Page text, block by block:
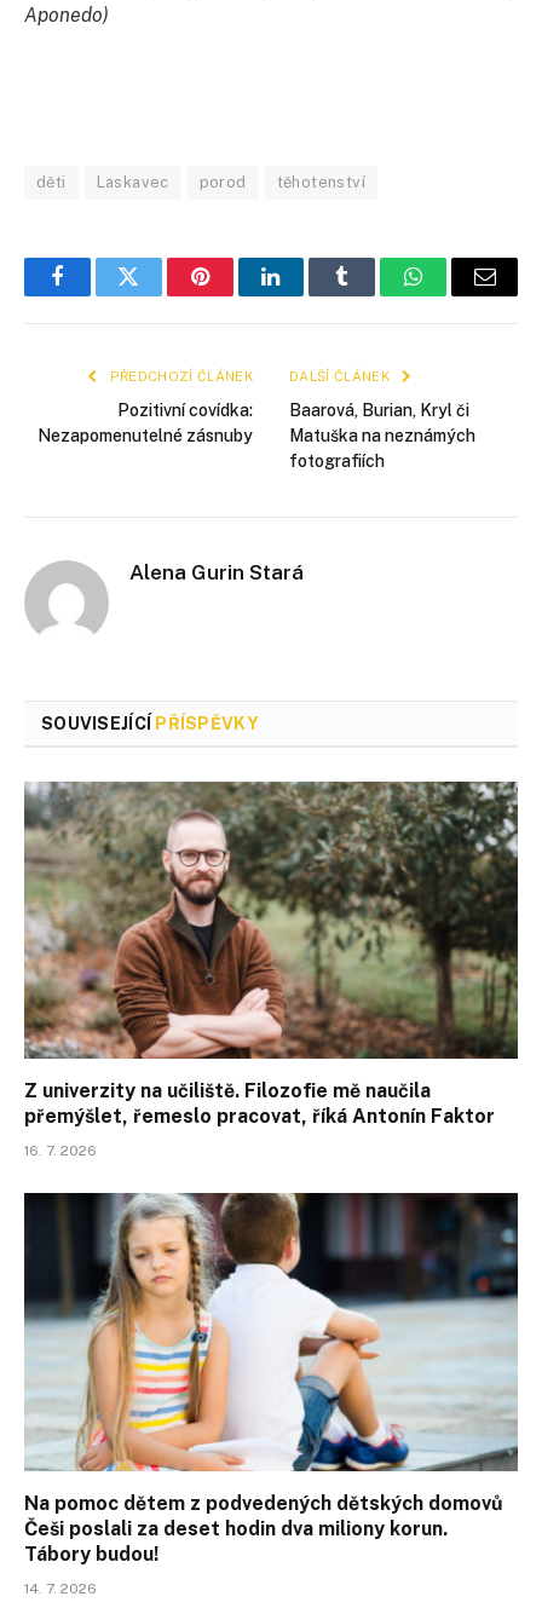
Aponedo)
děti Laskavec porod těhotenství
FacebookTwitter PinterestLinkedInTumblr WhatsApp
E-
PŘEDCHOZÍ ČLÁNEK
Pozitivní covídka:
Nezapomenutelné zásnuby
DALŠÍ ČLÁNEK
Baarová, Burian, Kryl či
Matuška na neznámých
fotografiích
Alena Gurin Stará
SOUVISEJÍCÍ PŘÍSPĚVKY
Z univerzity na učiliště. Filozofie mě naučila
přemýšlet, řemeslo pracovat, říká Antonín Faktor
16. 7. 2026
Na pomoc dětem z podvedených dětských domovů
Češi poslali za deset hodin dva miliony korun.
Tábory budou!
14. 7. 2026